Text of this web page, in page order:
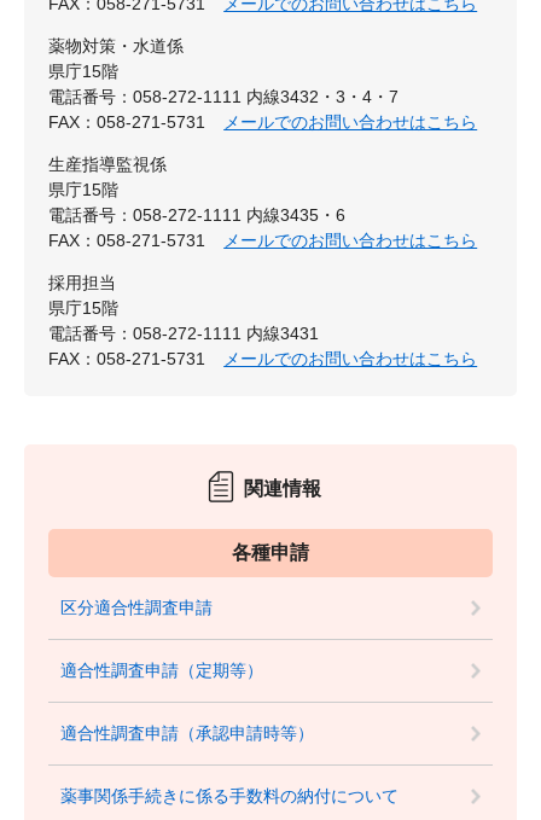
FAX：058-271-5731
メールでのお問い合わせはこちら
薬物対策・水道係
県庁15階
電話番号：058-272-1111 内線3432・3・4・7
FAX：058-271-5731
メールでのお問い合わせはこちら
生産指導監視係
県庁15階
電話番号：058-272-1111 内線3435・6
FAX：058-271-5731
メールでのお問い合わせはこちら
採用担当
県庁15階
電話番号：058-272-1111 内線3431
FAX：058-271-5731
メールでのお問い合わせはこちら
関連情報
各種申請
区分適合性調査申請
適合性調査申請（定期等）
適合性調査申請（承認申請時等）
薬事関係手続きに係る手数料の納付について